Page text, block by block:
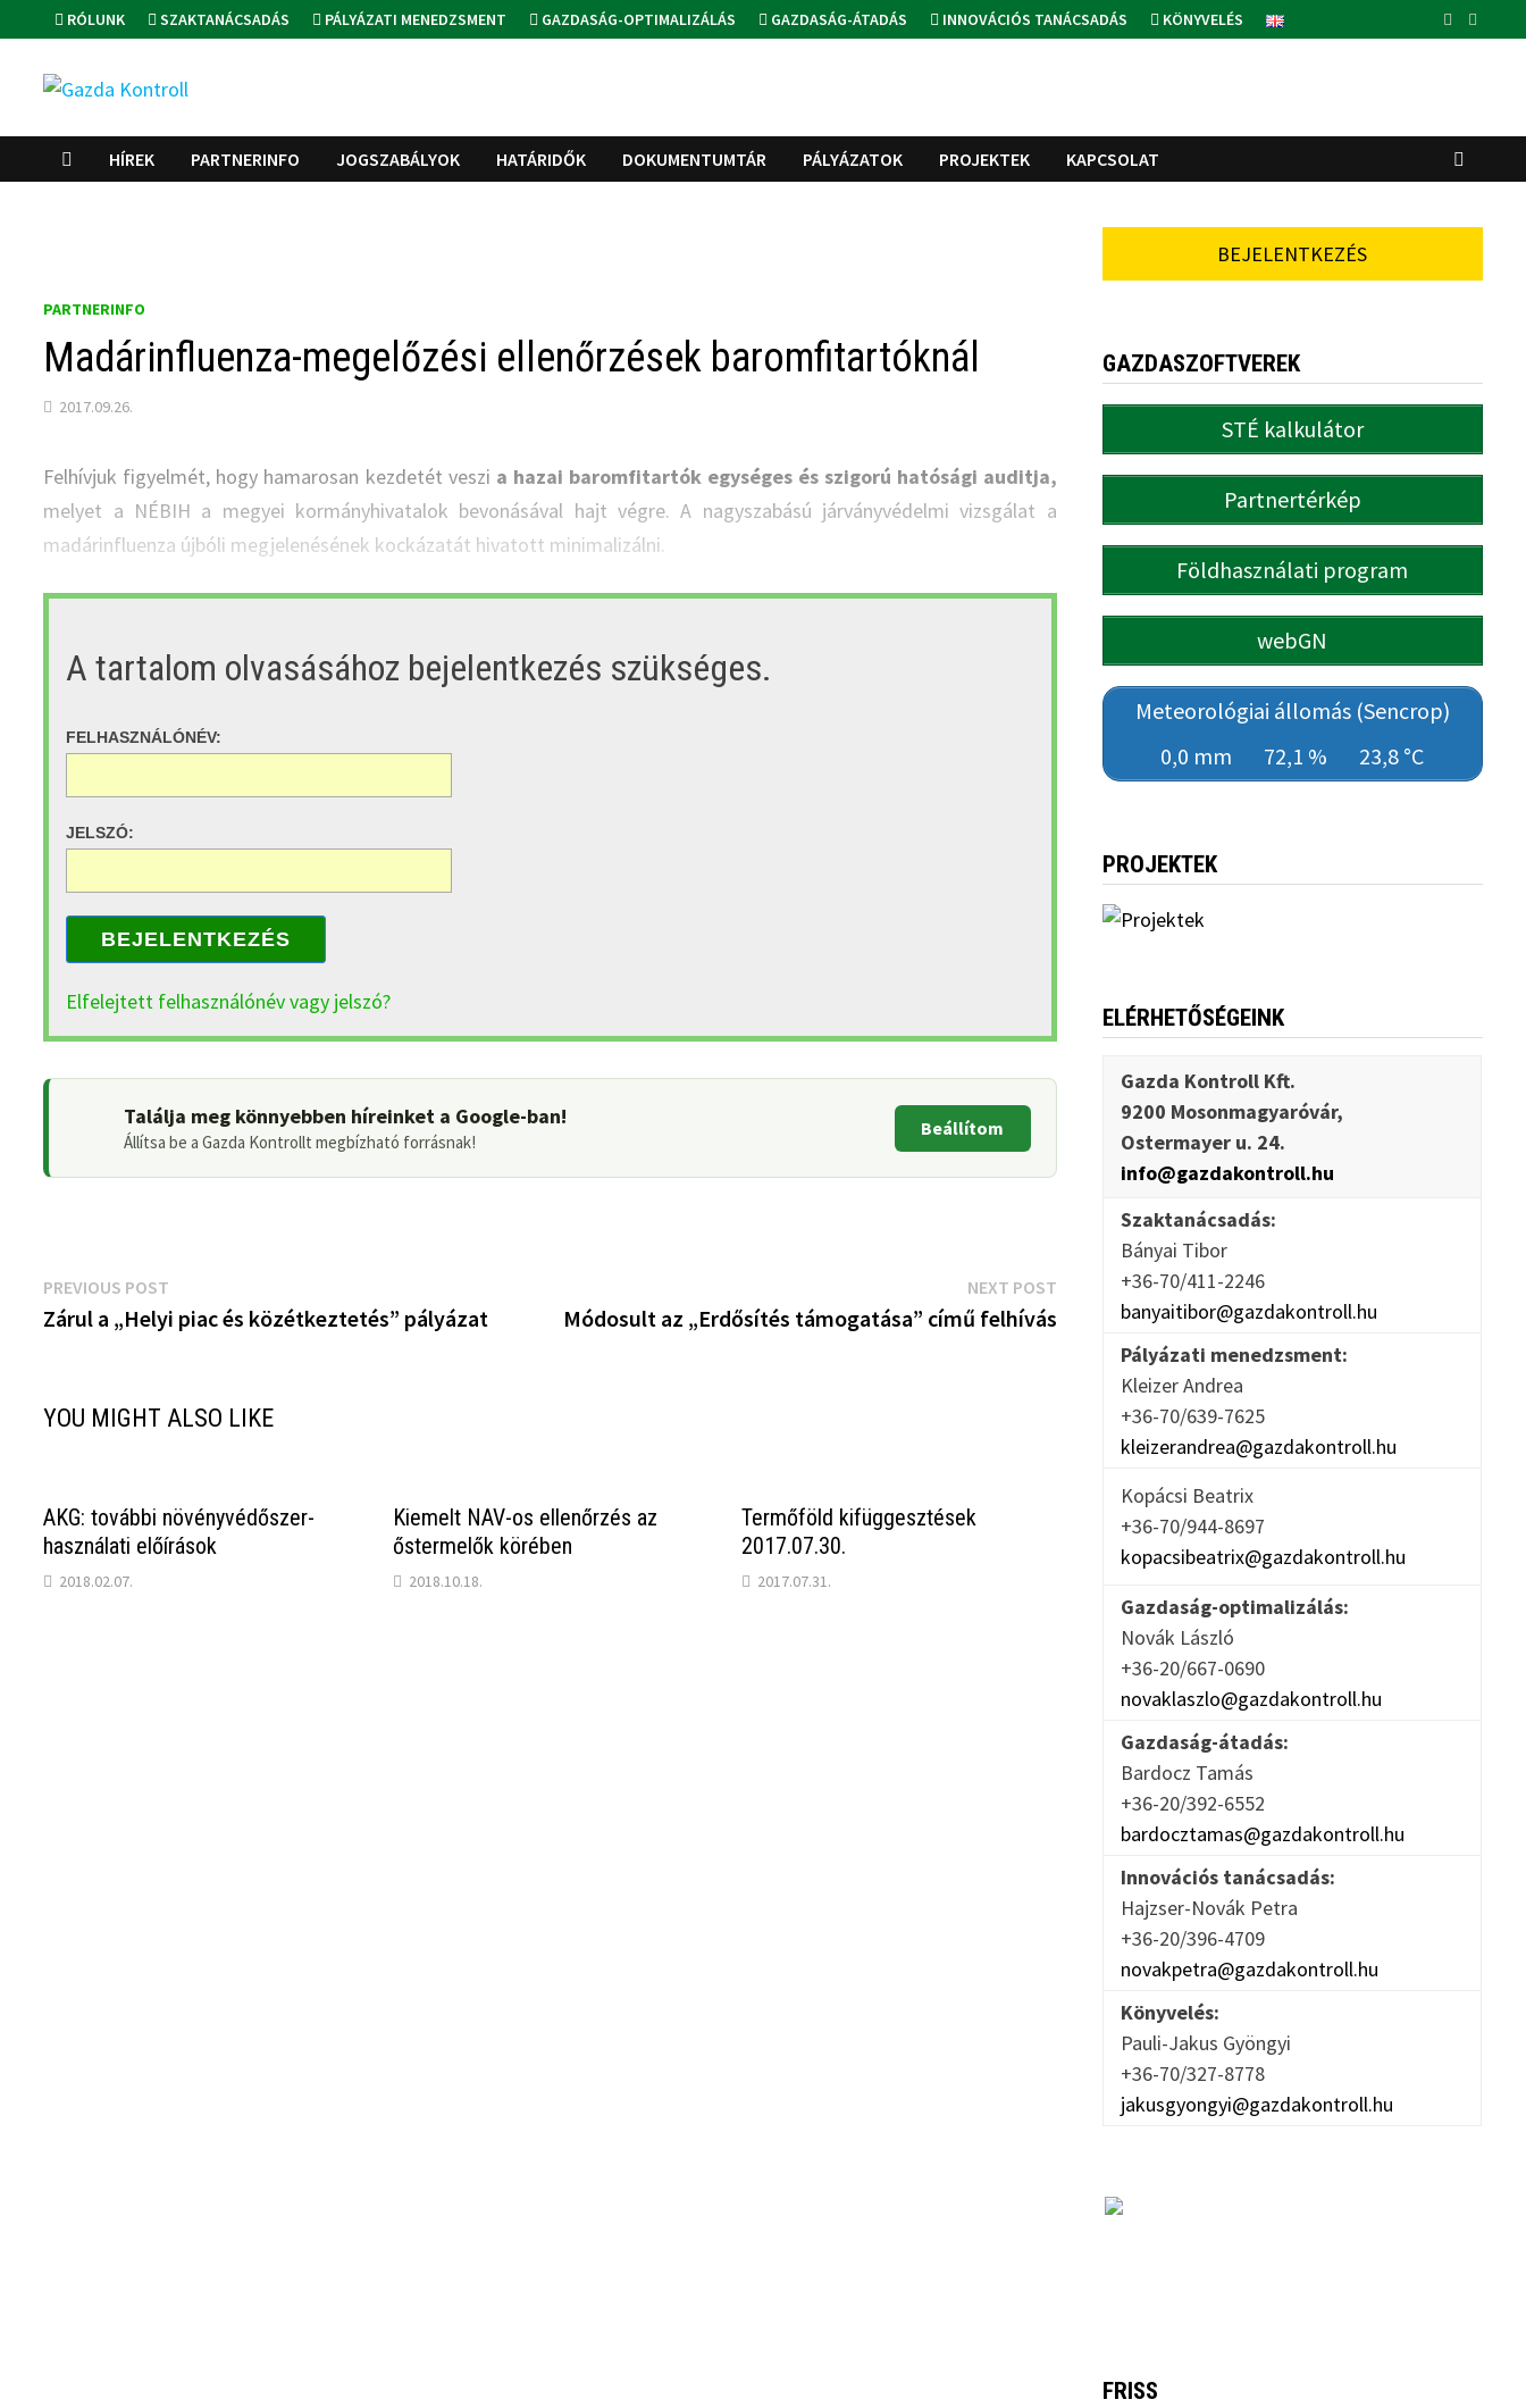
to
content
RÓLUNK SZAKTANÁCSADÁS PÁLYÁZATI MENEDZSMENT GAZDASÁG-OPTIMALIZÁLÁS GAZDASÁG-ÁTADÁS INNOVÁCIÓS TANÁCSADÁS KÖNYVELÉS
HÍREK PARTNERINFO JOGSZABÁLYOK HATÁRIDŐK DOKUMENTUMTÁR PÁLYÁZATOK PROJEKTEK KAPCSOLAT
PARTNERINFO
Madárinfluenza-megelőzési ellenőrzések baromfitartóknál
2017.09.26.
Felhívjuk figyelmét, hogy hamarosan kezdetét veszi a hazai baromfitartók egységes és szigorú hatósági auditja,
melyet a NÉBIH a megyei kormányhivatalok bevonásával hajt végre. A nagyszabású járványvédelmi vizsgálat a
madárinfluenza újbóli megjelenésének kockázatát hivatott minimalizálni.
A tartalom olvasásához bejelentkezés szükséges.
FELHASZNÁLÓNÉV:
JELSZÓ:
BEJELENTKEZÉS
Elfelejtett felhasználónév vagy jelszó?
Találja meg könnyebben híreinket a Google-ban!
Állítsa be a Gazda Kontrollt megbízható forrásnak!
Beállítom
Bejegyzés
navigáció
PREVIOUS POST
post:
Zárul a „Helyi piac és közétkeztetés” pályázat
NEXT POSTNext
post:
Módosult az „Erdősítés támogatása” című felhívás
YOU MIGHT ALSO LIKE
AKG: további növényvédőszer-
használati előírások
2018.02.07.
Kiemelt NAV-os ellenőrzés az
őstermelők körében
2018.10.18.
Termőföld kifüggesztések
2017.07.30.
2017.07.31.
BEJELENTKEZÉS
GAZDASZOFTVEREK
STÉ kalkulátor
Partnertérkép
Földhasználati program
webGN
Meteorológiai állomás (Sencrop)
0,0 mm
72,1 % 23,8 °C
PROJEKTEK
ELÉRHETŐSÉGEINK
Gazda Kontroll Kft.
9200 Mosonmagyaróvár,
Ostermayer u. 24.
info@gazdakontroll.hu
Szaktanácsadás:
Bányai Tibor
+36-70/411-2246
banyaitibor@gazdakontroll.hu
Pályázati menedzsment:
Kleizer Andrea
+36-70/639-7625
kleizerandrea@gazdakontroll.hu
Kopácsi Beatrix
+36-70/944-8697
kopacsibeatrix@gazdakontroll.hu
Gazdaság-optimalizálás:
Novák László
+36-20/667-0690
novaklaszlo@gazdakontroll.hu
Gazdaság-átadás:
Bardocz Tamás
+36-20/392-6552
bardocztamas@gazdakontroll.hu
Innovációs tanácsadás:
Hajzser-Novák Petra
+36-20/396-4709
novakpetra@gazdakontroll.hu
Könyvelés:
Pauli-Jakus Gyöngyi
+36-70/327-8778
jakusgyongyi@gazdakontroll.hu
FRISS